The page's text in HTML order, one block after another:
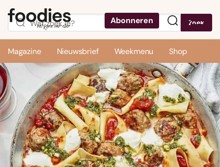
Abonneren Zoek
Magazine Nieuwsbrief Weekmenu Shop